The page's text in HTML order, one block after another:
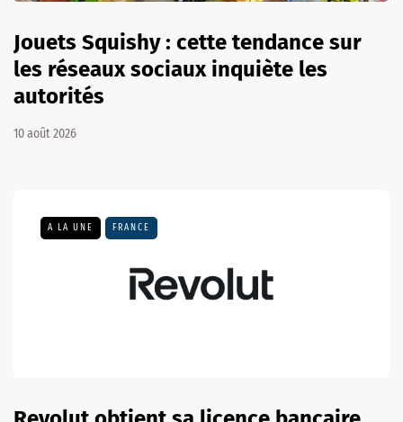
Jouets Squishy : cette tendance sur
les réseaux sociaux inquiète les
autorités
10 août 2026
A LA UNE FRANCE